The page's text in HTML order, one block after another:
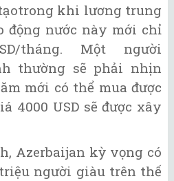
khi lương trung
động nước này mới chỉ
tháng. Một người
thường sẽ phải nhịn
mới có thể mua được
4000 USD sẽ được xây
Azerbaijan kỳ vọng có
người giàu trên thế